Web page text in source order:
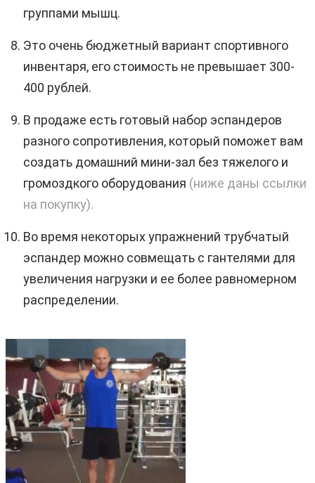
группами мышц.
Это очень бюджетный вариант спортивного
инвентаря, его стоимость не превышает 300-
400 рублей.
В продаже есть готовый набор эспандеров
разного сопротивления, который поможет вам
создать домашний мини-зал без тяжелого и
громоздкого оборудования (ниже даны ссылки
на покупку).
Во время некоторых упражнений трубчатый
эспандер можно совмещать с гантелями для
увеличения нагрузки и ее более равномерном
распределении.